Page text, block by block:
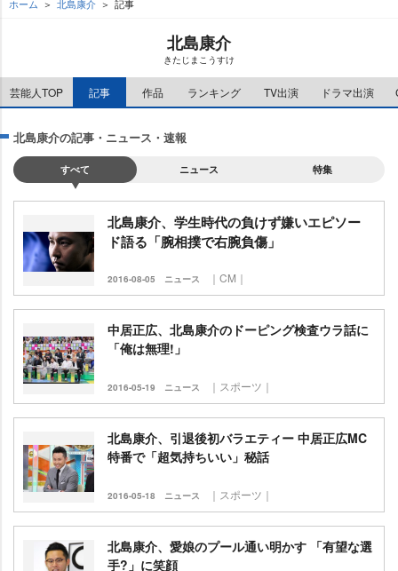
ホーム 北島康介 記事
北島康介
きたじまこうすけ
芸能人TOP 記事 作品 ランキング TV出演 ドラマ出演
北島康介の記事・ニュース・速報
すべて ニュース 特集
北島康介、学生時代の負けず嫌いエピソー
ド語る「腕相撲で右腕負傷」
2016-08-05 ニュース ｜CM｜
中居正広、北島康介のドーピング検査ウラ話に
「俺は無理!」
2016-05-19 ニュース ｜スポーツ｜
北島康介、引退後初バラエティー 中居正広MC
特番で「超気持ちいい」秘話
2016-05-18 ニュース ｜スポーツ｜
北島康介、愛娘のプール通い明かす 「有望な選
手?」に笑顔